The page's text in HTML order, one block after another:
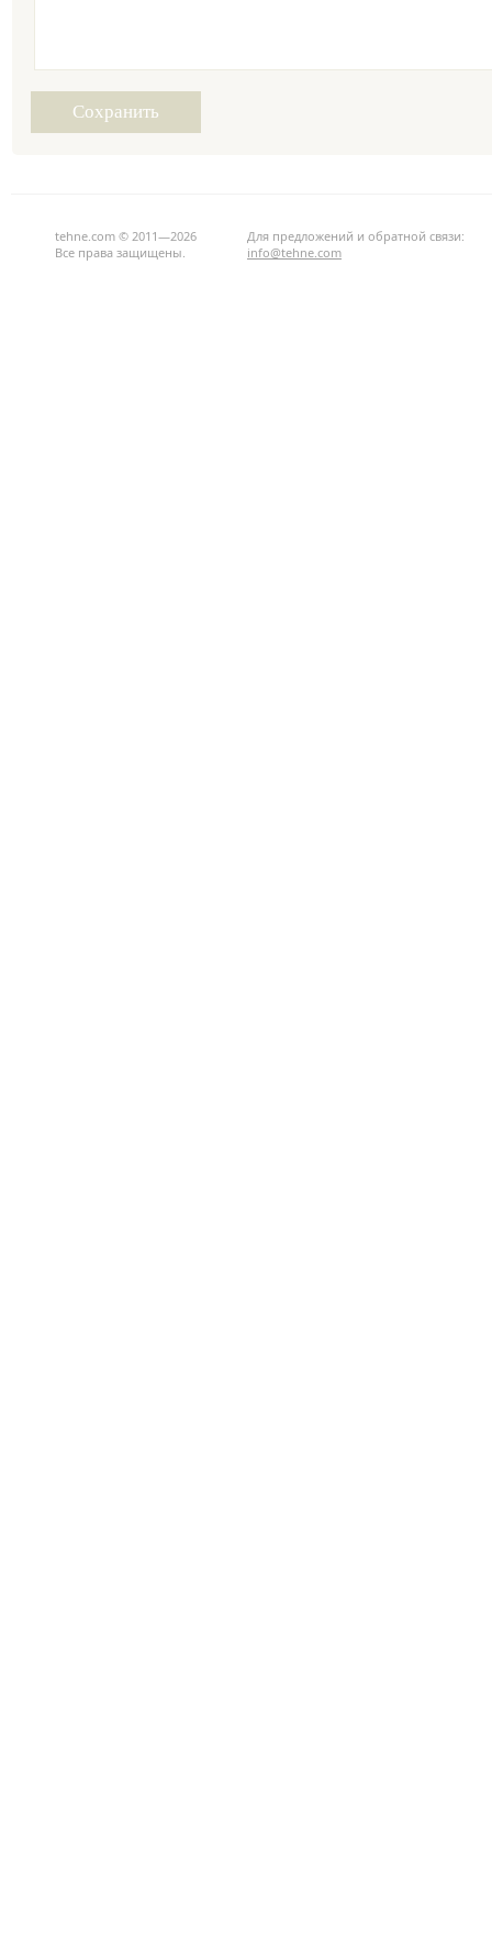
tehne.com © 2011—2026
Все права защищены.
Для предложений и обратной связи:
info@tehne.com